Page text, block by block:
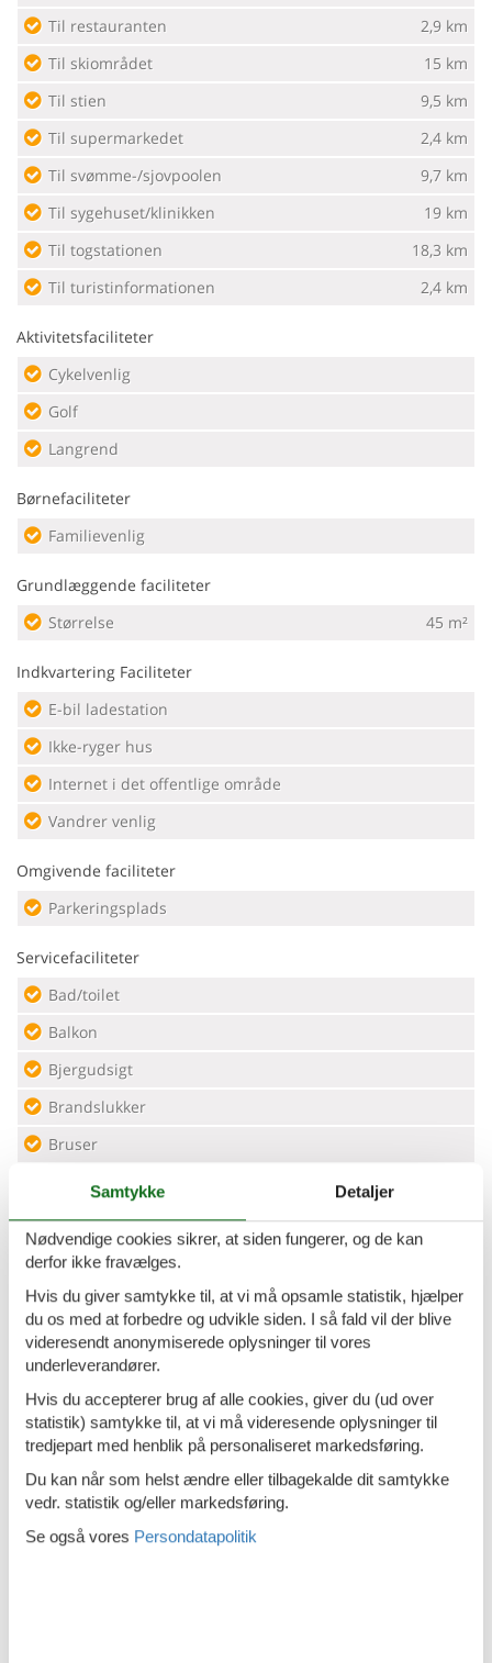
Til restauranten
2,9 km
Til skiområdet
15 km
Til stien
9,5 km
Til supermarkedet
2,4 km
Til svømme-/sjovpoolen
9,7 km
Til sygehuset/klinikken
19 km
Til togstationen
18,3 km
Til turistinformationen
2,4 km
Aktivitetsfaciliteter
Cykelvenlig
Golf
Langrend
Børnefaciliteter
Familievenlig
Grundlæggende faciliteter
Størrelse
45 m²
Indkvartering Faciliteter
E-bil ladestation
Ikke-ryger hus
Internet i det offentlige område
Vandrer venlig
Omgivende faciliteter
Parkeringsplads
Servicefaciliteter
Bad/toilet
Balkon
Bjergudsigt
Brandslukker
Bruser
Dobbeltseng
Dyr ikke tilladt
Højstol
Håndklæder
Hårtørrer
Ikke-rygere
Insektsmiddel/gaze
Internet - WiFi
Kabel/Sat
Kombineret stue/soveværelse
Samtykke Detaljer
Nødvendige cookies sikrer, at siden fungerer, og de kan
derfor ikke fravælges.
Hvis du giver samtykke til, at vi må opsamle statistik, hjælper
du os med at forbedre og udvikle siden. I så fald vil der blive
videresendt anonymiserede oplysninger til vores
underleverandører.
Hvis du accepterer brug af alle cookies, giver du (ud over
statistik) samtykke til, at vi må videresende oplysninger til
tredjepart med henblik på personaliseret markedsføring.
Du kan når som helst ændre eller tilbagekalde dit samtykke
vedr. statistik og/eller markedsføring.
Se også vores Persondatapolitik